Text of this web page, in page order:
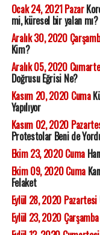
Ocak 24, 2021 Pazar
mi, küresel bir yalan mı?
Aralık 30, 2020
Kim?
Aralık 05, 2020
Doğrusu Eğrisi Ne?
Kasım 20, 2020 Cuma
Yapılıyor
Kasım 02, 2020
Protestolar Beni de
Ekim 23, 2020 Cuma
Ekim 09, 2020 Cuma
Felaket
Eylül 28, 2020 Pazartesi
Eylül 23, 2020 Çarşamba